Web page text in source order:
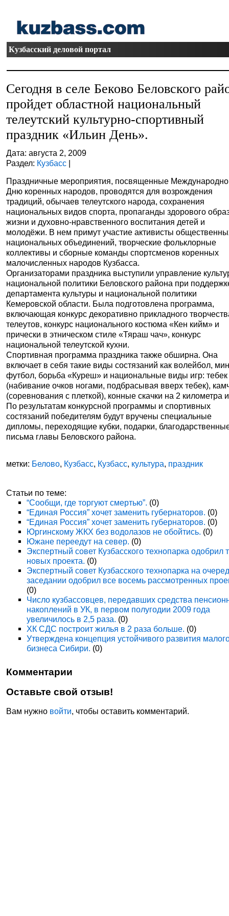
Кузбасский деловой портал
Сегодня в селе Беково Беловского
пройдет областной национальный
телеутский культурно-спортивный
праздник «Ильин День».
Дата: августа 2, 2009
Раздел: Кузбасс |
Праздничные мероприятия, посвященные
Дню коренных народов, проводятся для возрождения
традиций, обычаев телеутского народа, сохранения
национальных видов спорта, пропаганды здорового
жизни и духовно-нравственного воспитания детей и
молодёжи. В нем примут участие активисты
национальных объединений, творческие фольклорные
коллективы и сборные команды спортсменов коренных
малочисленных народов Кузбасса.
Организаторами праздника выступили управление
национальной политики Беловского района при
департамента культуры и национальной политики
Кемеровской области. Была подготовлена программа,
включающая конкурс декоративно прикладного
телеутов, конкурс национального костюма «Кен кийм» и
прически в этническом стиле «Тяраш чач», конкурс
национальной телеутской кухни.
Спортивная программа праздника также обширна. Она
включает в себя такие виды состязаний как волейбол,
футбол, борьба «Куреш» и национальные виды игр: тебек
(набивание очков ногами, подбрасывая вверх тебек),
(соревнования с плеткой), конные скачки на 2 километра
По результатам конкурсной программы и спортивных
состязаний победителям будут вручены специальные
дипломы, переходящие кубки, подарки,
письма главы Беловского района.
метки: Белово, Кузбасс, Кузбасс, культура, праздник
Статьи по теме:
“Сообщи, где торгуют смертью”. (0)
“Единая Россия” хочет заменить губернаторов. (0)
“Единая Россия” хочет заменить губернаторов. (0)
Юргинскому ЖКХ без водолазов не обойтись. (0)
Южане переедут на север. (0)
Экспертный совет Кузбасского технопарка одобрил
новых проекта. (0)
Экспертный совет Кузбасского технопарка на
заседании одобрил все восемь рассмотренных
(0)
Число кузбассовцев, передавших средства
накоплений в УК, в первом полугодии 2009 года
увеличилось в 2,5 раза. (0)
ХК СДС построит жилья в 2 раза больше. (0)
Утверждена концепция устойчивого развития
бизнеса Сибири. (0)
Комментарии
Оставьте свой отзыв!
Вам нужно войти, чтобы оставить комментарий.